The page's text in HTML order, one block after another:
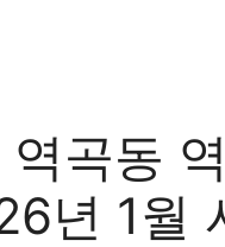
곡동
년 1월